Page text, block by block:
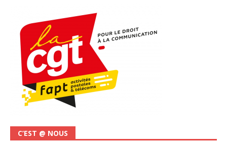
C’EST @ NOUS